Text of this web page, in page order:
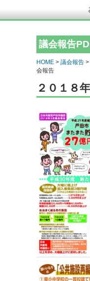
議会報告
HOME > 議会報告 >
会報告
２０１８